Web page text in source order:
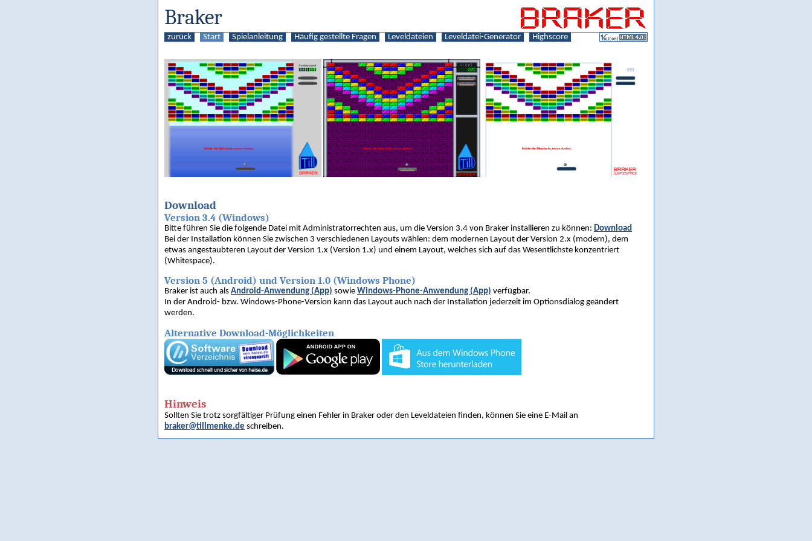
Braker
zurück Start Spielanleitung Häufig gestellte Fragen Leveldateien Leveldatei-Generator Highscore
Download
Version 3.4 (Windows)
Bitte führen Sie die folgende Datei mit Administratorrechten aus, um die Version 3.4 von Braker installieren zu können: Download
Bei der Installation können Sie zwischen 3 verschiedenen Layouts wählen: dem modernen Layout der Version 2.x (modern), dem
etwas angestaubteren Layout der Version 1.x (Version 1.x) und einem Layout, welches sich auf das Wesentlichste konzentriert
(Whitespace).
Version 5 (Android) und Version 1.0 (Windows Phone)
Braker ist auch als Android-Anwendung (App) sowie Windows-Phone-Anwendung (App) verfügbar.
In der Android- bzw. Windows-Phone-Version kann das Layout auch nach der Installation jederzeit im Optionsdialog geändert
werden.
Alternative Download-Möglichkeiten
Hinweis
Sollten Sie trotz sorgfältiger Prüfung einen Fehler in Braker oder den Leveldateien finden, können Sie eine E-Mail an
braker@tillmenke.de schreiben.